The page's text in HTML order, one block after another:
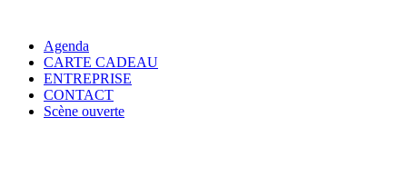
Agenda
CARTE CADEAU
ENTREPRISE
CONTACT
Scène ouverte